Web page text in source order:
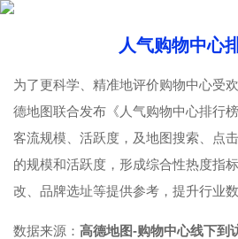
人气购物中心
为了更科学、精准地评价购物中心受
德地图联合发布《人气购物中心排行
客流规模、活跃度，及地图搜索、点
的规模和活跃度，形成综合性热度指
改、品牌选址等提供参考，提升行业数
数据来源： 高德地图-购物中心线下到